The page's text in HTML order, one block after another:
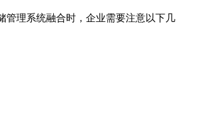
管理系统融合时，企业需要注意以下几